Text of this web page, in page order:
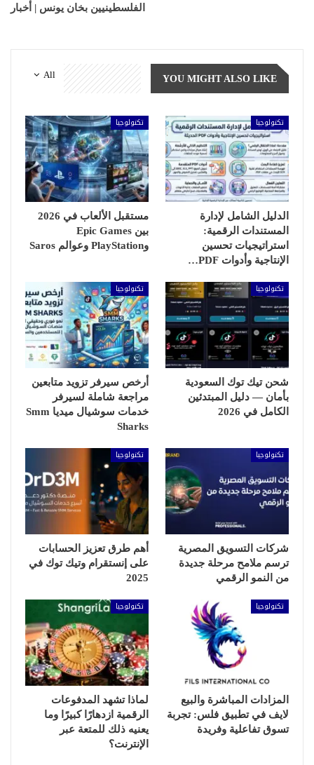
الفلسطينيين بخان يونس | أخبار
All YOU MIGHT ALSO LIKE
تكنولوجيا
الدليل الشامل لإدارة
المستندات الرقمية:
استراتيجيات تحسين
الإنتاجية وأدوات PDF…
تكنولوجيا
مستقبل الألعاب في 2026
بين Epic Games
وPlayStation وعوالم Saros
تكنولوجيا
شحن تيك توك السعودية
بأمان — دليل المبتدئين
الكامل في 2026
تكنولوجيا
أرخص سيرفر تزويد متابعين
مراجعة شاملة لسيرفر
خدمات سوشيال ميديا Smm
Sharks
تكنولوجيا
شركات التسويق المصرية
ترسم ملامح مرحلة جديدة
من النمو الرقمي
تكنولوجيا
أهم طرق تعزيز الحسابات
على إنستقرام وتيك توك في
2025
تكنولوجيا
المزادات المباشرة والبيع
لايف في تطبيق فلس: تجربة
تسوق تفاعلية وفريدة
تكنولوجيا
لماذا تشهد المدفوعات
الرقمية ازدهارًا كبيرًا وما
يعنيه ذلك للمتعة عبر
الإنترنت؟